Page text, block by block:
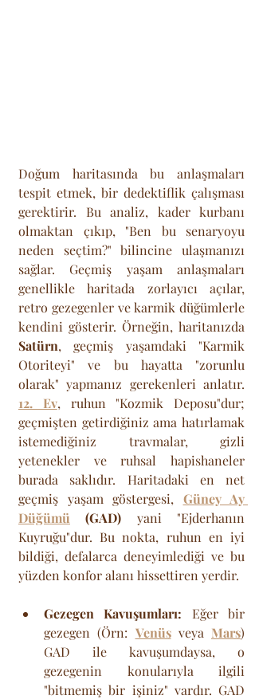
Doğum haritasında bu anlaşmaları
tespit etmek, bir dedektiflik çalışması
gerektirir. Bu analiz, kader kurbanı
olmaktan çıkıp, "Ben bu senaryoyu
neden seçtim?" bilincine ulaşmanızı
sağlar. Geçmiş yaşam anlaşmaları
genellikle haritada zorlayıcı açılar,
retro gezegenler ve karmik düğümlerle
Satürn, geçmiş yaşamdaki "Karmik
Otoriteyi" ve bu hayatta "zorunlu
12. Ev, ruhun "Kozmik Deposu"dur;
geçmişten getirdiğiniz ama hatırlamak
istemediğiniz travmalar, gizli
yetenekler ve ruhsal hapishaneler
burada saklıdır. Haritadaki en net
geçmiş yaşam göstergesi, Güney Ay
Düğümü (GAD) yani "Ejderhanın
Kuyruğu"dur. Bu nokta, ruhun en iyi
bildiği, defalarca deneyimlediği ve bu
yüzden konfor alanı hissettiren yerdir.
Gezegen Kavuşumları: Eğer bir
gezegen (Örn: Venüs veya Mars)
GAD ile kavuşumdaysa, o
gezegenin konularıyla ilgili
"bitmemiş bir işiniz" vardır. GAD